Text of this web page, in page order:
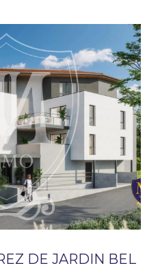
BIEN
DE JARDIN BEL